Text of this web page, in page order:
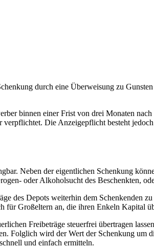
durch eine Überweisung zu
binnen einer Frist von drei Monaten
Die Anzeigepflicht besteht
Neben der eigentlichen Schenkung
oder Alkoholsucht des Beschenkten,
des Depots weiterhin dem Schenkenden
für Großeltern an, die ihren Enkeln Kapital
Freibeträge steuerfrei übertragen
Folglich wird der Wert der Schenkung um
und einfach ermitteln.